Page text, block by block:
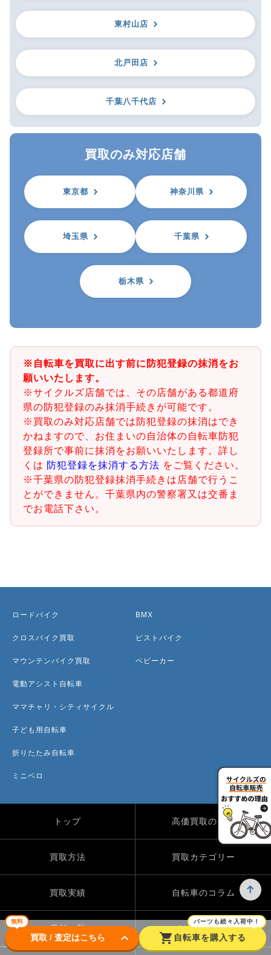
東村山店
北戸田店
千葉八千代店
買取のみ対応店舗
東京都 神奈川県
埼玉県 千葉県
栃木県
※自転車を買取に出す前に防犯登録の抹消をお
願いいたします。
※サイクルズ店舗では、その店舗がある都道府
県の防犯登録のみ抹消手続きが可能です。
※買取のみ対応店舗では防犯登録の抹消はでき
かねますので、お住まいの自治体の自転車防犯
登録所で事前に抹消をお願いいたします。詳し
くは 防犯登録を抹消する方法 をご覧ください。
※千葉県の防犯登録抹消手続きは店舗で行うこ
とができません。千葉県内の警察署又は交番ま
でお電話下さい。
無料
買取 / 査定はこちら keyboard_arrow_down shopping_cart
パーツも続々入荷中！
自転車を購入する
ロードバイク
クロスバイク買取
マウンテンバイク買取
電動アシスト自転車
ママチャリ・シティサイクル
子ども用自転車
折りたたみ自転車
ミニベロ
BMX
ピストバイク
ベビーカー
トップ 高価買取のワケ
買取方法 買取カテゴリー
買取実績 自転車のコラム
店舗一覧 よくある質問